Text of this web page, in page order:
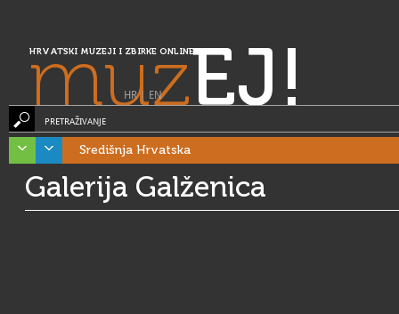
HRVATSKI MUZEJI I ZBIRKE ONLINE
muzEJ!
HR| EN
PRETRAŽIVANJE
Središnja Hrvatska
Galerija Galženica